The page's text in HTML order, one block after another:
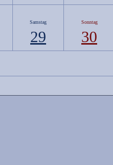
Samstag
29
Sonntag
30